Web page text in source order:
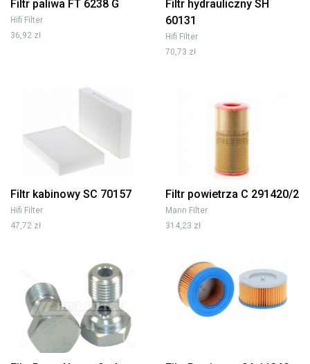
Filtr paliwa FT 6238 G
Hifi Filter
36,92 zł
Filtr hydrauliczny SH
60131
Hifi Filter
70,73 zł
Filtr kabinowy SC 70157
Hifi Filter
47,72 zł
Filtr powietrza C 291420/2
Mann Filter
314,23 zł